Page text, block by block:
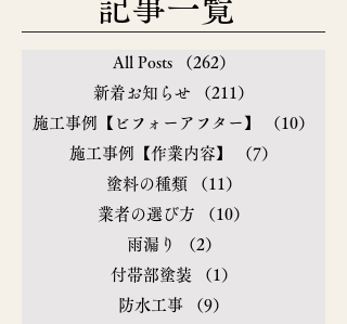
​記事一覧
All Posts （262）
新着お知らせ
（211）
施工事例【ビフォーアフター】
（10）
施工事例【作業内容】
（7）
塗料の種類
（11）
業者の選び方
（10）
雨漏り
（2）
付帯部塗装
（1）
防水工事
（9）